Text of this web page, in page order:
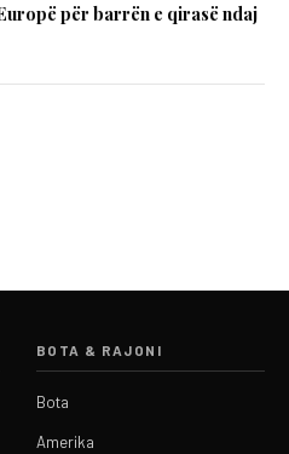
për barrën e qirasë ndaj
BOTA & RAJONI
Bota
Amerika